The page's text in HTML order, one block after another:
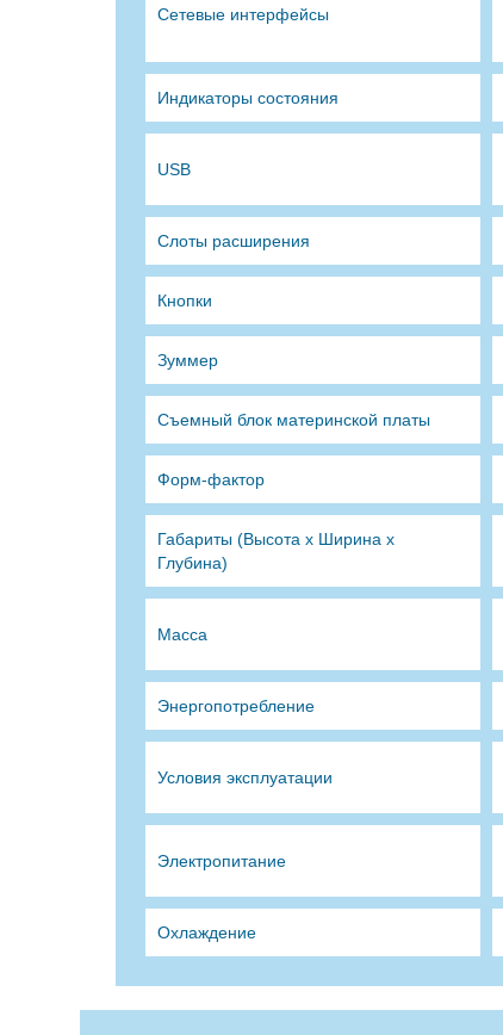
Сетевые интерфейсы
Индикаторы состояния
USB
Слоты расширения
Кнопки
Зуммер
Съемный блок материнской платы
Форм-фактор
Габариты (Высота х Ширина х
Глубина)
Масса
Энергопотребление
Условия эксплуатации
Электропитание
Охлаждение